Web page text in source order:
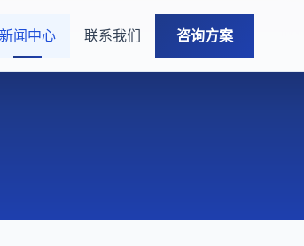
新闻中心 联系我们 咨询方案